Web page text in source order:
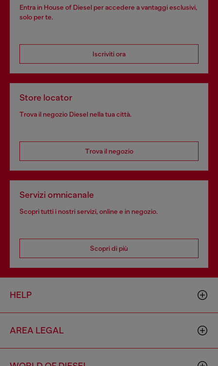
Entra in House of Diesel per accedere a vantaggi esclusivi,
solo per te.
Iscriviti ora
Store locator
Trova il negozio Diesel nella tua città.
Trova il negozio
Servizi omnicanale
Scopri tutti i nostri servizi, online e in negozio.
Scopri di più
HELP
AREA LEGAL